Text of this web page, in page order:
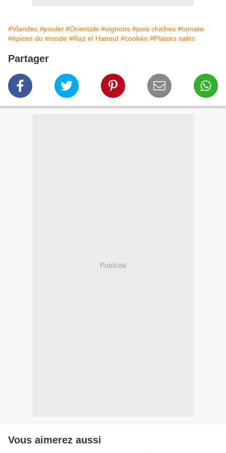
#Viandes #poulet #Orientale #oignons #pois chiches #tomate
#épices du monde #Raz el Hanout #cookéo #Plaisirs salés
Partager
Publicité
Vous aimerez aussi